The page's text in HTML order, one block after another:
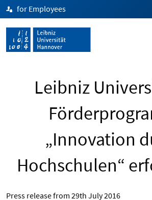
for Employees
Leibniz
„Innovation
Hochschulen“
Press release from 29th July 2016